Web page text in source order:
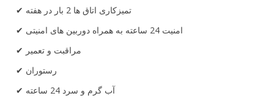
تمیزکاری اتاق ها 2 بار در هفته
امنیت 24 ساعته به همراه دوربین های امنیتی
مراقبت و تعمیر
رستوران
آب گرم و سرد 24 ساعته